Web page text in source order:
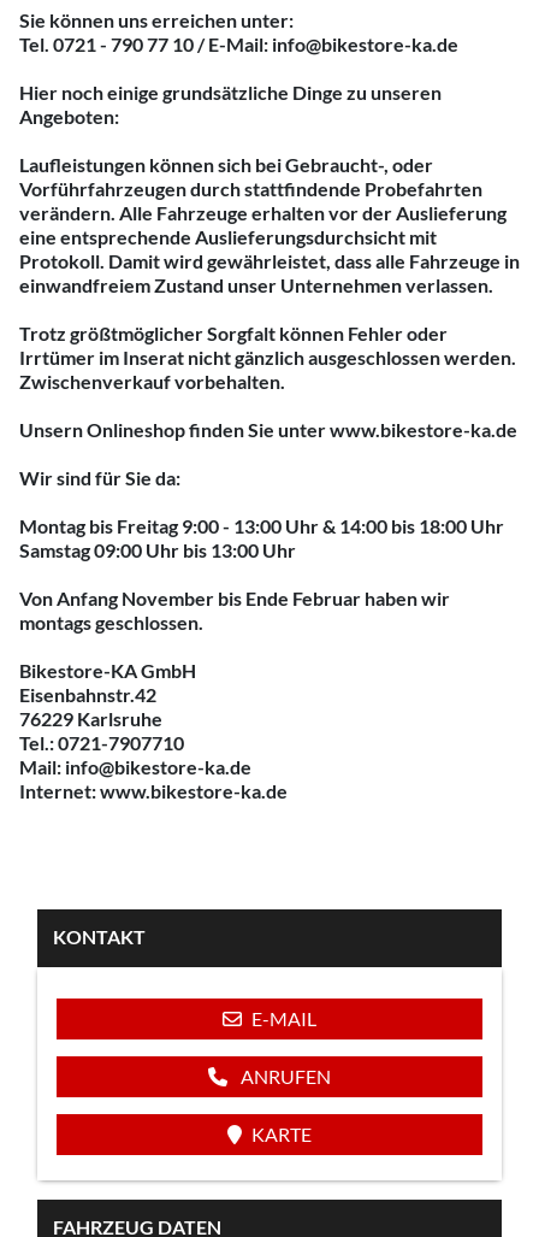
Sie können uns erreichen unter:
Tel. 0721 - 790 77 10 / E-Mail: info@bikestore-ka.de
Hier noch einige grundsätzliche Dinge zu unseren
Angeboten:
Laufleistungen können sich bei Gebraucht-, oder
Vorführfahrzeugen durch stattfindende Probefahrten
verändern. Alle Fahrzeuge erhalten vor der Auslieferung
eine entsprechende Auslieferungsdurchsicht mit
Protokoll. Damit wird gewährleistet, dass alle Fahrzeuge in
einwandfreiem Zustand unser Unternehmen verlassen.
Trotz größtmöglicher Sorgfalt können Fehler oder
Irrtümer im Inserat nicht gänzlich ausgeschlossen werden.
Zwischenverkauf vorbehalten.
Unsern Onlineshop finden Sie unter www.bikestore-ka.de
Wir sind für Sie da:
Montag bis Freitag 9:00 - 13:00 Uhr & 14:00 bis 18:00 Uhr
Samstag 09:00 Uhr bis 13:00 Uhr
Von Anfang November bis Ende Februar haben wir
montags geschlossen.
Bikestore-KA GmbH
Eisenbahnstr.42
76229 Karlsruhe
Tel.: 0721-7907710
Mail: info@bikestore-ka.de
Internet: www.bikestore-ka.de
KONTAKT
E-MAIL
ANRUFEN
KARTE
FAHRZEUG DATEN